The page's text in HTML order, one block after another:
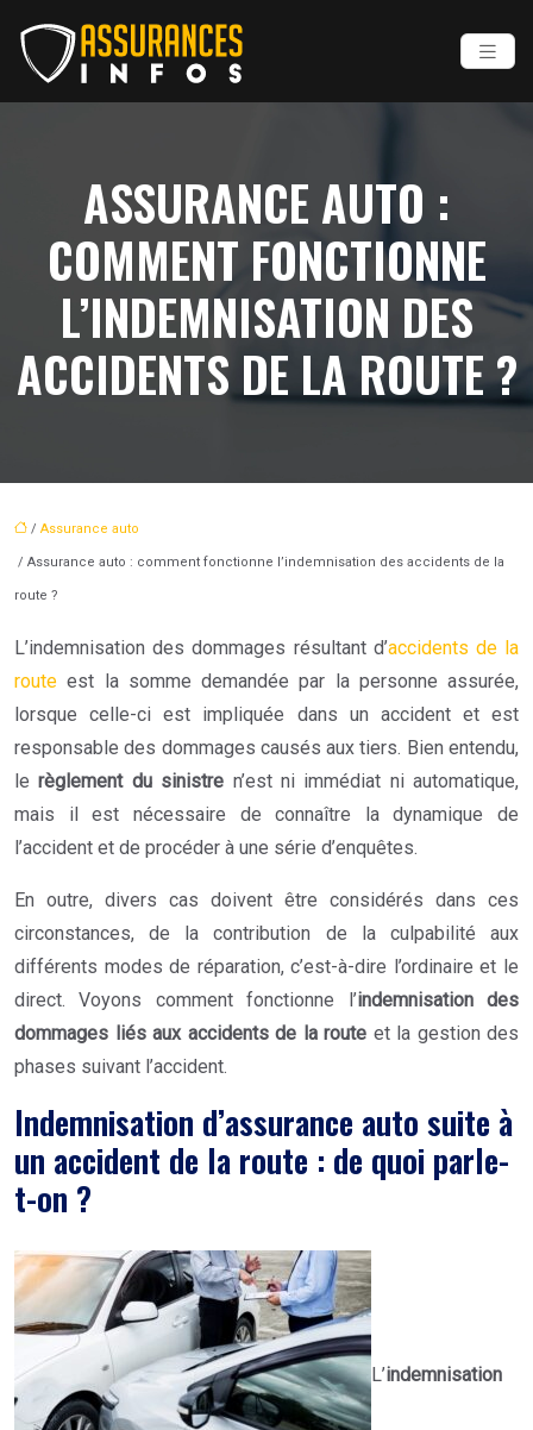
ASSURANCE AUTO :
COMMENT FONCTIONNE
L’INDEMNISATION DES
ACCIDENTS DE LA ROUTE ?
/ Assurance auto
/ Assurance auto : comment fonctionne l’indemnisation des accidents de la
route ?
L’indemnisation des dommages résultant d’accidents de la
route est la somme demandée par la personne assurée,
lorsque celle-ci est impliquée dans un accident et est
responsable des dommages causés aux tiers. Bien entendu,
lerèglement du sinistre n’est ni immédiat ni automatique,
mais il est nécessaire de connaître la dynamique de
l’accident et de procéder à une série d’enquêtes.
En outre, divers cas doivent être considérés dans ces
circonstances, de la contribution de la culpabilité aux
différents modes de réparation, c’est-à-dire l’ordinaire et le
direct. Voyons comment fonctionne l’indemnisation des
dommages liés aux accidents de la route et la gestion des
phases suivant l’accident.
Indemnisation d’assurance auto suite à
un accident de la route : de quoi parle-
t-on ?
L’indemnisation